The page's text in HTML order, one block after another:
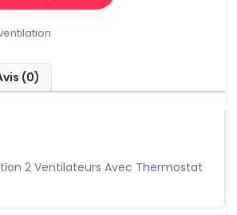
(0)
2 Ventilateurs Avec Thermostat